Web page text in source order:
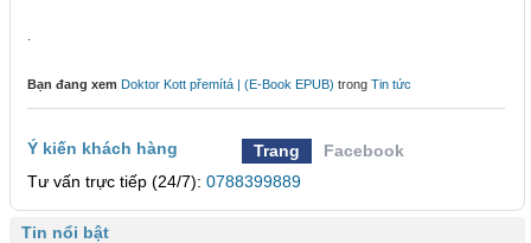
Bạn đang xem Doktor Kott přemítá | (E-Book EPUB) trong Tin tức
Ý kiến khách hàng Trang
Facebook
Tư vấn trực tiếp (24/7): 0788399889
Tin nổi bật